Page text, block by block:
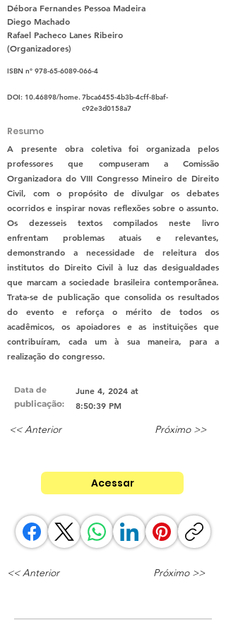
Débora Fernandes Pessoa Madeira
Diego Machado
Rafael Pacheco Lanes Ribeiro
(Organizadores)
ISBN nº 978-65-6089-066-4
DOI: 10.46898/home.7bca6455-4b3b-4cff-8baf-
c92e3d0158a7
Resumo
A presente obra coletiva foi organizada pelos
professores que compuseram a Comissão
Organizadora do VIII Congresso Mineiro de Direito
Civil, com o propósito de divulgar os debates
ocorridos e inspirar novas reflexões sobre o assunto.
Os dezesseis textos compilados neste livro
enfrentam problemas atuais e relevantes,
demonstrando a necessidade de releitura dos
institutos do Direito Civil à luz das desigualdades
que marcam a sociedade brasileira contemporânea.
Trata-se de publicação que consolida os resultados
do evento e reforça o mérito de todos os
acadêmicos, os apoiadores e as instituições que
contribuíram, cada um à sua maneira, para a
realização do congresso.
Data de
publicação:
June 4, 2024 at
8:50:39 PM
<< Anterior Próximo >>
Acessar
<< Anterior Próximo >>